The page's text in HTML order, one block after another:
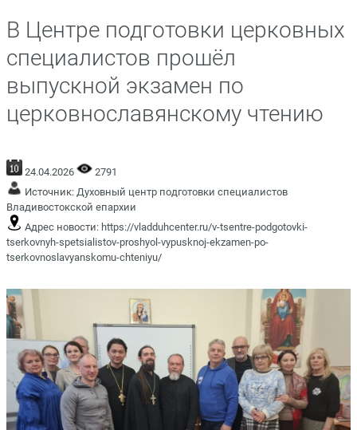
В Центре подготовки церковных
специалистов прошёл
выпускной экзамен по
церковнославянскому чтению
24.04.2026
2791
Источник: Духовный центр подготовки специалистов
Владивостокской епархии
Адрес новости: https://vladduhcenter.ru/v-tsentre-podgotovki-
tserkovnyh-spetsialistov-proshyol-vypusknoj-ekzamen-po-
tserkovnoslavyanskomu-chteniyu/